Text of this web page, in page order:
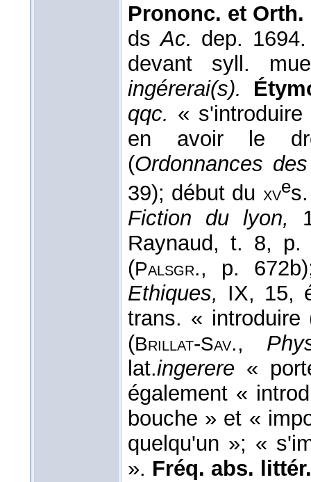
Prononc. et
dsAc. dep.
devant syll.
ingérerai(s).
qqc. «
en avoir le
(Ordonnances
39); début du xve
Fiction du lyon,
Raynaud, t. 8,
(Palsgr., p.
Ethiques, IX, 15,
trans. «
(Brillat-Sav.,
lat.ingerere «
également «
bouche » et «
quelqu'un »; «
». Fréq. abs.